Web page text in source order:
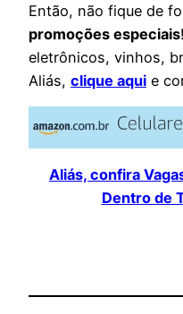
Então, não fique de
promoções especiais
eletrônicos, vinhos,
Aliás, clique aqui e
Aliás, confira
Dentro de